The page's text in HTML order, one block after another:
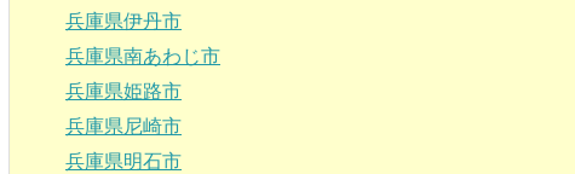
兵庫県伊丹市
兵庫県南あわじ市
兵庫県姫路市
兵庫県尼崎市
兵庫県明石市